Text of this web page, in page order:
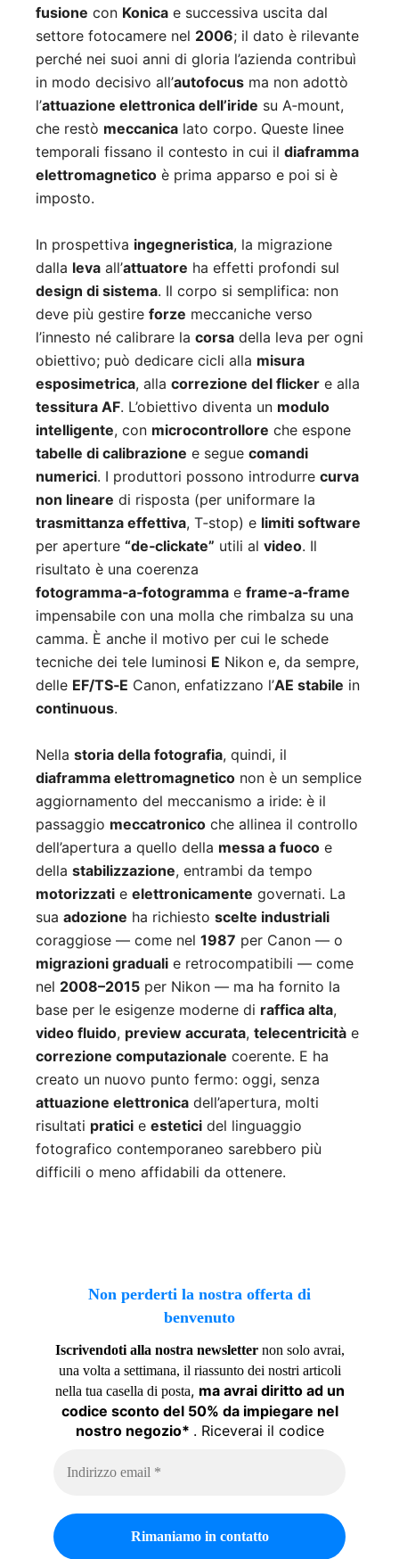
fusione con Konica e successiva uscita dal
settore fotocamere nel 2006; il dato è rilevante
perché nei suoi anni di gloria l’azienda contribuì
in modo decisivo all’autofocus ma non adottò
l’attuazione elettronica dell’iride su A‑mount,
che restò meccanica lato corpo. Queste linee
temporali fissano il contesto in cui il diaframma
elettromagnetico è prima apparso e poi si è
imposto.
In prospettiva ingegneristica, la migrazione
dalla leva all’attuatore ha effetti profondi sul
design di sistema. Il corpo si semplifica: non
deve più gestire forze meccaniche verso
l’innesto né calibrare la corsa della leva per ogni
obiettivo; può dedicare cicli alla misura
esposimetrica, alla correzione del flicker e alla
tessitura AF. L’obiettivo diventa un modulo
intelligente, con microcontrollore che espone
tabelle di calibrazione e segue comandi
numerici. I produttori possono introdurre curva
non lineare di risposta (per uniformare la
trasmittanza effettiva, T‑stop) e limiti software
per aperture “de‑clickate” utili al video. Il
risultato è una coerenza
fotogramma‑a‑fotogramma e frame‑a‑frame
impensabile con una molla che rimbalza su una
camma. È anche il motivo per cui le schede
tecniche dei tele luminosi E Nikon e, da sempre,
delle EF/TS‑E Canon, enfatizzano l’AE stabile in
continuous.
Nella storia della fotografia, quindi, il
diaframma elettromagnetico non è un semplice
aggiornamento del meccanismo a iride: è il
passaggio meccatronico che allinea il controllo
dell’apertura a quello della messa a fuoco e
della stabilizzazione, entrambi da tempo
motorizzati e elettronicamente governati. La
sua adozione ha richiesto scelte industriali
coraggiose — come nel 1987 per Canon — o
migrazioni graduali e retrocompatibili — come
nel 2008–2015 per Nikon — ma ha fornito la
base per le esigenze moderne di raffica alta,
video fluido, preview accurata, telecentricità e
correzione computazionale coerente. E ha
creato un nuovo punto fermo: oggi, senza
attuazione elettronica dell’apertura, molti
risultati pratici e estetici del linguaggio
fotografico contemporaneo sarebbero più
difficili o meno affidabili da ottenere.
Non perderti la nostra offerta di
benvenuto
Iscrivendoti alla nostra newsletternon solo avrai,
una volta a settimana, il riassunto dei nostri articoli
nella tua casella di posta, ma avrai diritto ad un
codice sconto del 50% da impiegare nel
nostro negozio* . Riceverai il codice